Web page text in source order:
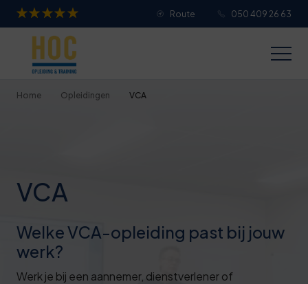
Route 050 409 26 63
Home Opleidingen VCA
VCA
Welke VCA-opleiding past bij jouw
werk?
Werk je bij een aannemer, dienstverlener of
Je overall waardering
Titel van je beoordeling
Je naam
Jouw e-mailadres